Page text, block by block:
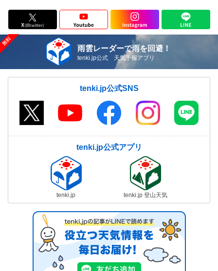
雨雲レーダーで雨を回避！
tenki.jp公式 天気予報アプリ
tenki.jp公式SNS
tenki.jp公式アプリ
tenki.jp tenki.jp 登山天気